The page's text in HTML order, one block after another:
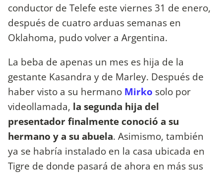
conductor de Telefe este viernes 31 de enero,
después de cuatro arduas semanas en
Oklahoma, pudo volver a Argentina.
La beba de apenas un mes es hija de la
gestante Kasandra y de Marley. Después de
haber visto a su hermano Mirko solo por
videollamada, la segunda hija del
presentador finalmente conoció a su
hermano y a su abuela. Asimismo, también
ya se habría instalado en la casa ubicada en
Tigre de donde pasará de ahora en más sus